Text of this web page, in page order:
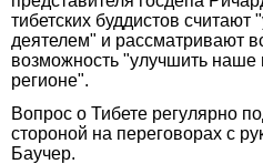
тибетских буддистов
деятелем" и рассматривают
возможность "улучшить наше
регионе".
Вопрос о Тибете регулярно
стороной на переговорах с
Баучер.